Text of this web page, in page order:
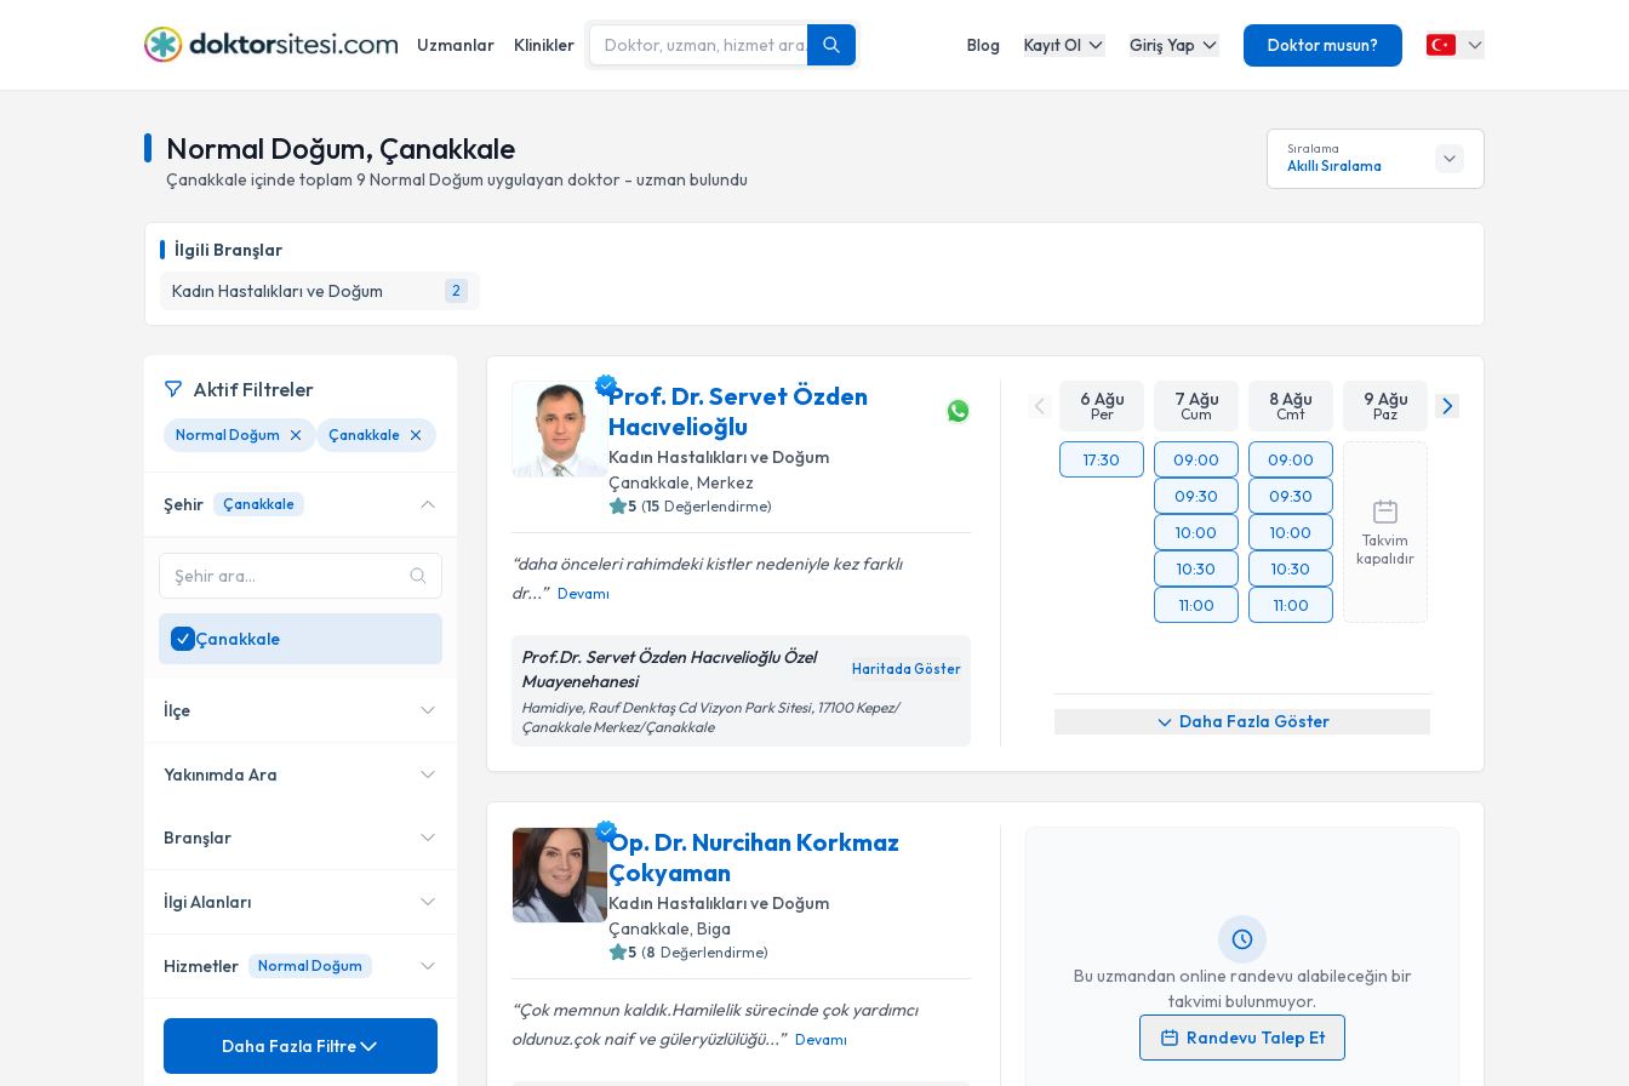
Uzmanlar Klinikler Blog Kayıt Ol Giriş Yap Doktor musun?
Normal Doğum, Çanakkale
Çanakkale içinde toplam 9 Normal Doğum uygulayan doktor - uzman bulundu
Sıralama
Akıllı Sıralama
İlgili Branşlar
Kadın Hastalıkları ve Doğum
2
Prof. Dr. Servet Özden
Hacıvelioğlu
Kadın Hastalıkları ve Doğum
Çanakkale, Merkez
5 (15 Değerlendirme)
daha önceleri rahimdeki kistler nedeniyle kez farklı
dr...
Devamı
Prof.Dr. Servet Özden Hacıvelioğlu Özel
Muayenehanesi
Haritada Göster
Hamidiye, Rauf Denktaş Cd Vizyon Park Sitesi, 17100 Kepez/
Çanakkale Merkez/Çanakkale
6 Ağu
Per
7 Ağu
Cum
8 Ağu
Cmt
9 Ağu
Paz
17:30
09:00
09:30
10:00
10:30
11:00
09:00
09:30
10:00
10:30
11:00
Takvim
kapalıdır
Daha Fazla Göster
Op. Dr. Nurcihan Korkmaz
Çokyaman
Kadın Hastalıkları ve Doğum
Çanakkale, Biga
5 (8 Değerlendirme)
Çok memnun kaldık.Hamilelik sürecinde çok yardımcı
oldunuz.çok naif ve güleryüzlülüğü...
Devamı
Bu uzmandan online randevu alabileceğin bir
takvimi bulunmuyor.
Randevu Talep Et
Randevu Takvimi Talebi
Kişisel verilerimin işlenmesine ilişkinAydınlatma Metni
Aktif Filtreler
Normal Doğum Çanakkale
Şehir Çanakkale
Çanakkale
İlçe
Biga
Merkez
Yakınımda Ara
Konumuma yakın uzmanları
Branşlar
Kadın Hastalıkları ve Doğum
İlgi Alanları
4 Boyutlu Gebelik Ultrasonu
Hizmetler Normal Doğum
Mezuniyet
Daha Fazla Filtre